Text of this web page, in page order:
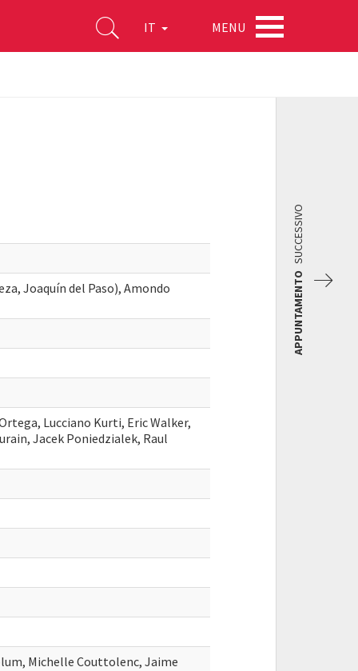
IT MENU
Joaquín del Paso), Amondo
Lucciano Kurti, Eric Walker,
Jacek Poniedzialek, Raul
Michelle Couttolenc, Jaime
APPUNTAMENTO
SUCCESSIVO